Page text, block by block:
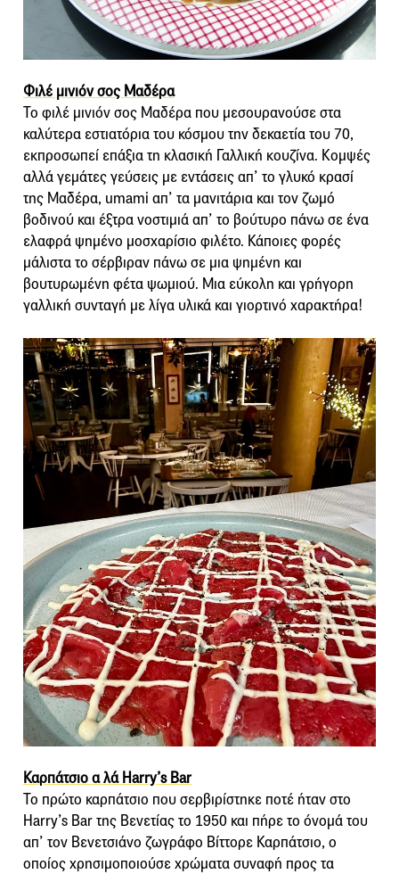
Φιλέ μινιόν σος Μαδέρα
Το φιλέ μινιόν σος Μαδέρα που μεσουρανούσε στα
καλύτερα εστιατόρια του κόσμου την δεκαετία του 70,
εκπροσωπεί επάξια τη κλασική Γαλλική κουζίνα. Κομψές
αλλά γεμάτες γεύσεις με εντάσεις απ’ το γλυκό κρασί
της Μαδέρα, umami απ’ τα μανιτάρια και τον ζωμό
βοδινού και έξτρα νοστιμιά απ’ το βούτυρο πάνω σε ένα
ελαφρά ψημένο μοσχαρίσιο φιλέτο. Κάποιες φορές
μάλιστα το σέρβιραν πάνω σε μια ψημένη και
βουτυρωμένη φέτα ψωμιού. Μια εύκολη και γρήγορη
γαλλική συνταγή με λίγα υλικά και γιορτινό χαρακτήρα!
Καρπάτσιο α λά Harry’s Bar
Το πρώτο καρπάτσιο που σερβιρίστηκε ποτέ ήταν στο
Harry’s Bar της Βενετίας το 1950 και πήρε το όνομά του
απ’ τον Βενετσιάνο ζωγράφο Βίττορε Καρπάτσιο, ο
οποίος χρησιμοποιούσε χρώματα συναφή προς τα